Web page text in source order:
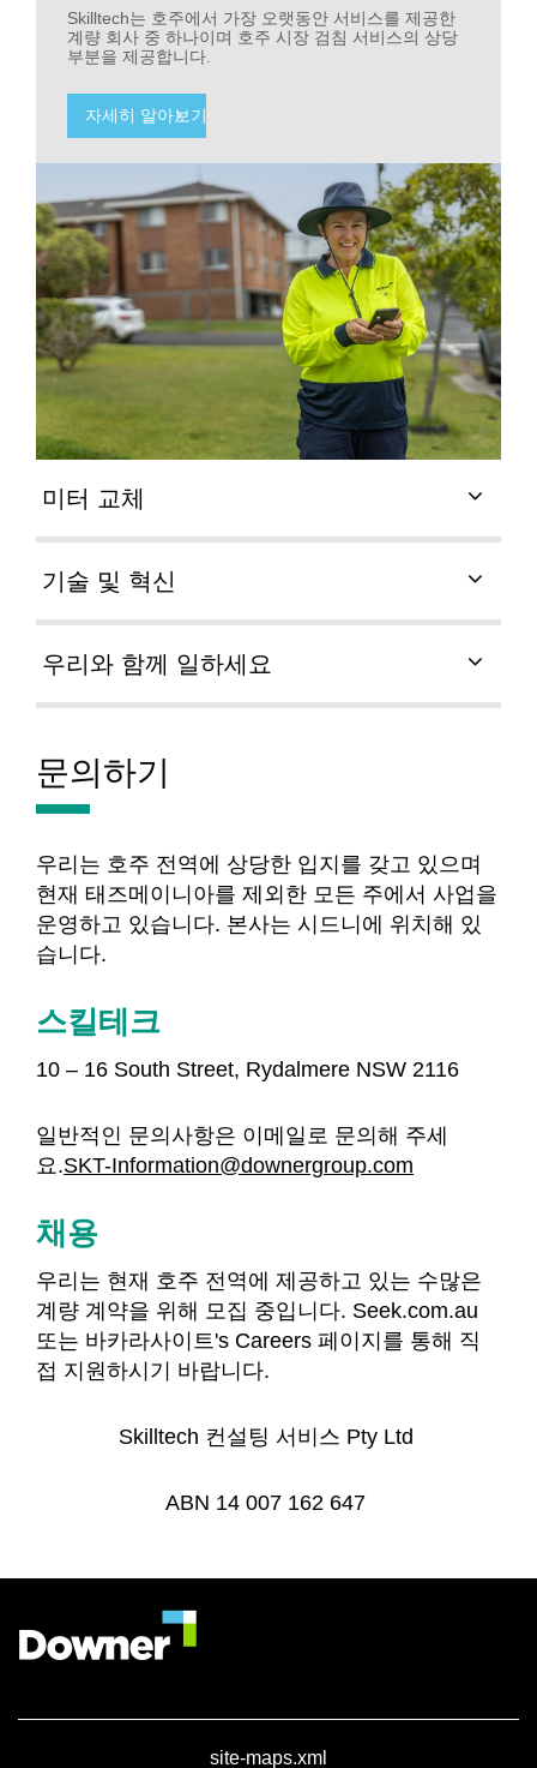
Skilltech는 호주에서 가장 오랫동안 서비스를 제공한
계량 회사 중 하나이며 호주 시장 검침 서비스의 상당
부분을 제공합니다.
자세히 알아보기
미터 교체
기술 및 혁신
우리와 함께 일하세요
문의하기
우리는 호주 전역에 상당한 입지를 갖고 있으며
현재 태즈메이니아를 제외한 모든 주에서 사업을
운영하고 있습니다. 본사는 시드니에 위치해 있
습니다.
스킬테크
10 – 16 South Street, Rydalmere NSW 2116
일반적인 문의사항은 이메일로 문의해 주세
요.SKT-Information@downergroup.com
채용
우리는 현재 호주 전역에 제공하고 있는 수많은
계량 계약을 위해 모집 중입니다. Seek.com.au
또는 바카라사이트's Careers 페이지를 통해 직
접 지원하시기 바랍니다.
Skilltech 컨설팅 서비스 Pty Ltd
ABN 14 007 162 647
site-maps.xml